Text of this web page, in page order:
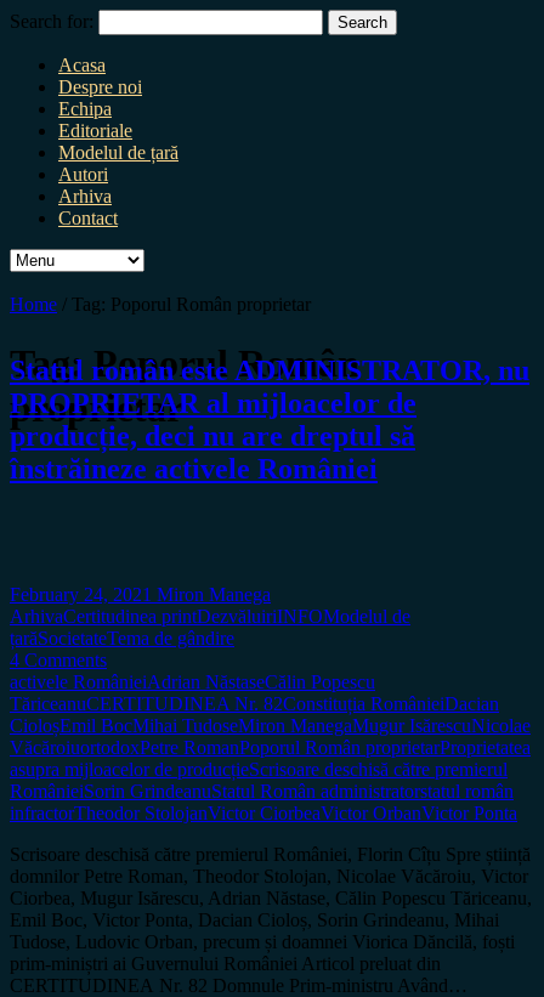
Search for:
Acasa
Despre noi
Echipa
Editoriale
Modelul de țară
Autori
Arhiva
Contact
Home / Tag: Poporul Român proprietar
Tag:Poporul Român
proprietar
Statul român este ADMINISTRATOR, nu
PROPRIETAR al mijloacelor de
producție, deci nu are dreptul să
înstrăineze activele României
February 24, 2021 Miron Manega
ArhivaCertitudinea printDezvăluiriINFOModelul de
țarăSocietateTema de gândire
4 Comments
activele RomânieiAdrian NăstaseCălin Popescu
TăriceanuCERTITUDINEA Nr. 82Constituția RomânieiDacian
CioloșEmil BocMihai TudoseMiron ManegaMugur IsărescuNicolae
VăcăroiuortodoxPetre RomanPoporul Român proprietarProprietatea
asupra mijloacelor de producțieScrisoare deschisă către premierul
RomânieiSorin GrindeanuStatul Român administratorstatul român
infractorTheodor StolojanVictor CiorbeaVictor OrbanVictor Ponta
Scrisoare deschisă către premierul României, Florin Cîțu Spre știință
domnilor Petre Roman, Theodor Stolojan, Nicolae Văcăroiu, Victor
Ciorbea, Mugur Isărescu, Adrian Năstase, Călin Popescu Tăriceanu,
Emil Boc, Victor Ponta, Dacian Cioloș, Sorin Grindeanu, Mihai
Tudose, Ludovic Orban, precum și doamnei Viorica Dăncilă, foști
prim-miniștri ai Guvernului României Articol preluat din
CERTITUDINEA Nr. 82 Domnule Prim-ministru Având…